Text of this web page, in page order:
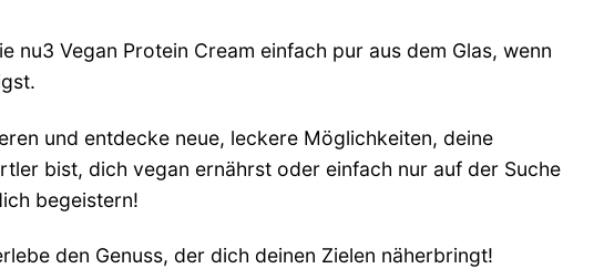
nu3 Vegan Protein Cream einfach pur aus dem Glas, wenn
und entdecke neue, leckere Möglichkeiten, deine
bist, dich vegan ernährst oder einfach nur auf der Suche
begeistern!
den Genuss, der dich deinen Zielen näherbringt!